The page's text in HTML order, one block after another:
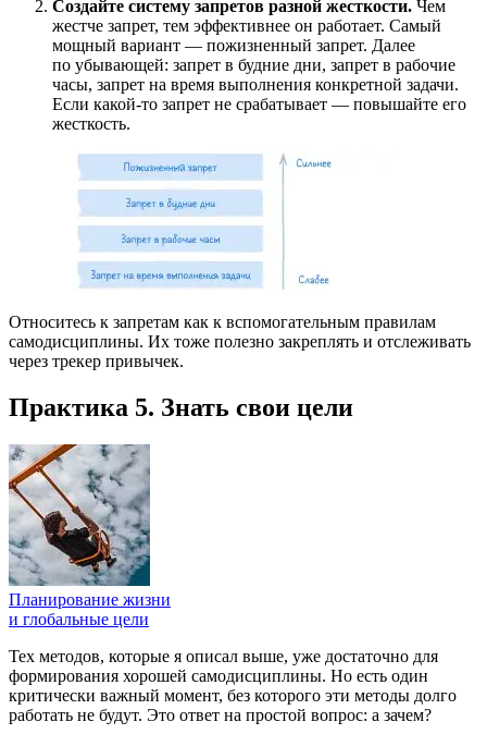
Создайте систему запретов разной жесткости. Чем
жестче запрет, тем эффективнее он работает. Самый
мощный вариант — пожизненный запрет. Далее
по убывающей: запрет в будние дни, запрет в рабочие
часы, запрет на время выполнения конкретной задачи.
Если какой-то запрет не срабатывает — повышайте его
жесткость.
Относитесь к запретам как к вспомогательным правилам
самодисциплины. Их тоже полезно закреплять и отслеживать
через трекер привычек.
Практика 5. Знать свои цели
Планирование жизни
и глобальные цели
Тех методов, которые я описал выше, уже достаточно для
формирования хорошей самодисциплины. Но есть один
критически важный момент, без которого эти методы долго
работать не будут. Это ответ на простой вопрос: а зачем?